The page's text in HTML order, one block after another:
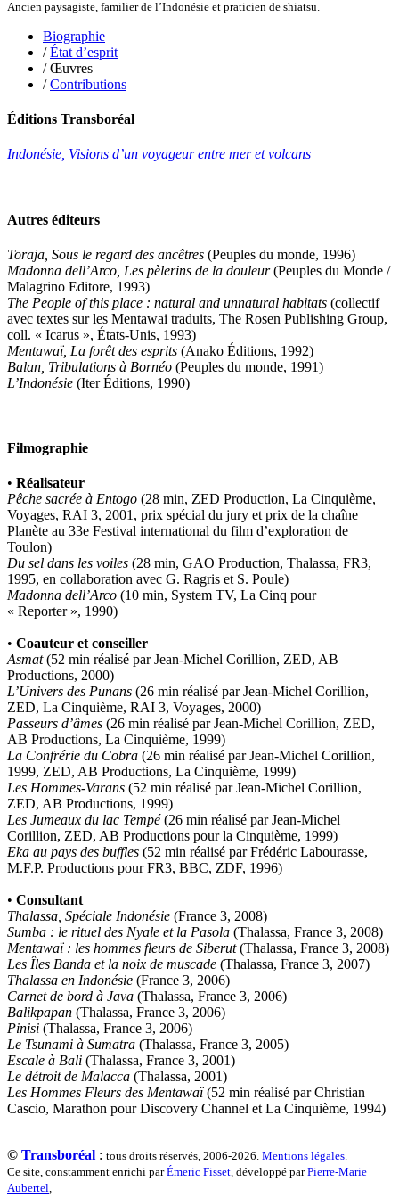
Miollis Bertrand de
Monchaud Morgan
Mouginet Xavier
Moullec Christian
Muller Victor
Neyroud Michel
Niveau Stéphane
Noacco Cristina
Ollivier-Henry Jocelyne
Pacquier Thierry
Pajetnov Valentin
Pastureau Jean
Pavie Auguste
Pelcat Armelle
Peltier Julien
Pinchon Emmanuel
Pitiot Michaël
Pitras Olivier
Poulle Marie-Lazarine
Prjevalski Nikolaï
Quierzy Pauline
Raffard Matthieu
Rasse Rémy
Revel Luc de
Ripart Jacqueline
Rizzato Tullio
Rochez Carine
Roperch Aurélie
Roux Baptiste
Sablé Erik
Saint-Loup
Salon Olivier
Sapin-Defour Cédric
Sattler Alexandre
Sauquet Michel
Sauve Philippe
Shipton Eric
Sibony Julie
Sokpakbaïev Berdibek
Soleilhavoup François
Squillace Sophie
Stuck Hudson
Tardieu Marc
Terrisse Marc
Tesson Sylvain
Thevenet Jacqueline
Touboul Marion
Toumanov Vadim
Trouplin Boris
Troussier Virginie
Tuilier Romain
Tulane Fabrice
Tzapoff Antoine
Ujfalvy-Bourdon Marie de
Urbain Jean-Didier
Valéry Philippe
Vayron Isabelle
Vayron Xavier
Ancien paysagiste, familier de l’Indonésie et praticien de shiatsu.
Biographie
/État d’esprit
/ Œuvres
/Contributions
Éditions Transboréal
Indonésie, Visions d’un voyageur entre mer et volcans
Autres éditeurs
Toraja, Sous le regard des ancêtres (Peuples du monde, 1996)
Madonna dell’Arco, Les pèlerins de la douleur(Peuples du Monde /
Malagrino Editore, 1993)
The People of this place : natural and unnatural habitats (collectif
avec textes sur les Mentawai traduits, The Rosen Publishing Group,
coll. « Icarus », États-Unis, 1993)
Mentawaï, La forêt des esprits (Anako Éditions, 1992)
Balan, Tribulations à Bornéo (Peuples du monde, 1991)
L’Indonésie (Iter Éditions, 1990)
Filmographie
• Réalisateur
Pêche sacrée à Entogo (28 min, ZED Production, La Cinquième,
Voyages, RAI 3, 2001, prix spécial du jury et prix de la chaîne
Planète au 33e Festival international du film d’exploration de
Toulon)
Du sel dans les voiles (28 min, GAO Production, Thalassa, FR3,
1995, en collaboration avec G. Ragris et S. Poule)
Madonna dell’Arco (10 min, System TV, La Cinq pour
« Reporter », 1990)
• Coauteur et conseiller
Asmat(52 min réalisé par Jean-Michel Corillion, ZED, AB
Productions, 2000)
L’Univers des Punans (26 min réalisé par Jean-Michel Corillion,
ZED, La Cinquième, RAI 3, Voyages, 2000)
Passeurs d’âmes (26 min réalisé par Jean-Michel Corillion, ZED,
AB Productions, La Cinquième, 1999)
La Confrérie du Cobra (26 min réalisé par Jean-Michel Corillion,
1999, ZED, AB Productions, La Cinquième, 1999)
Les Hommes-Varans (52 min réalisé par Jean-Michel Corillion,
ZED, AB Productions, 1999)
Les Jumeaux du lac Tempé (26 min réalisé par Jean-Michel
Corillion, ZED, AB Productions pour la Cinquième, 1999)
Eka au pays des buffles (52 min réalisé par Frédéric Labourasse,
M.F.P. Productions pour FR3, BBC, ZDF, 1996)
• Consultant
Thalassa, Spéciale Indonésie (France 3, 2008)
Sumba : le rituel des Nyale et la Pasola (Thalassa, France 3, 2008)
Mentawaï : les hommes fleurs de Siberut(Thalassa, France 3, 2008)
Les Îles Banda et la noix de muscade (Thalassa, France 3, 2007)
Thalassa en Indonésie (France 3, 2006)
Carnet de bord à Java (Thalassa, France 3, 2006)
Balikpapan (Thalassa, France 3, 2006)
Pinisi (Thalassa, France 3, 2006)
Le Tsunami à Sumatra (Thalassa, France 3, 2005)
Escale à Bali (Thalassa, France 3, 2001)
Le détroit de Malacca (Thalassa, 2001)
Les Hommes Fleurs des Mentawaï(52 min réalisé par Christian
Cascio, Marathon pour Discovery Channel et La Cinquième, 1994)
© Transboréal : tous droits réservés, 2006-2026. Mentions légales.
Ce site, constamment enrichi parÉmeric Fisset, développé parPierre-Marie
Aubertel,